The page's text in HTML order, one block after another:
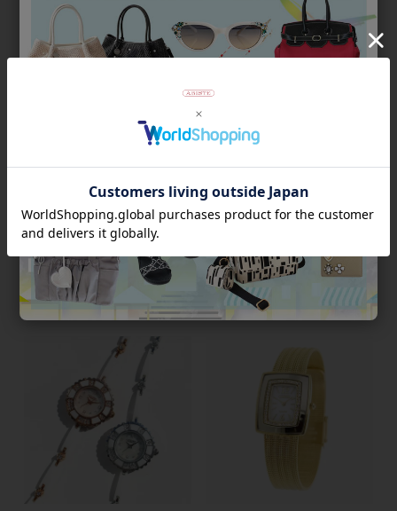
ラウンドフェイスメッシュベル
ト腕時計/9191010
¥29,700 税込
カラーフェイスデュアル腕時
¥29,700 税込